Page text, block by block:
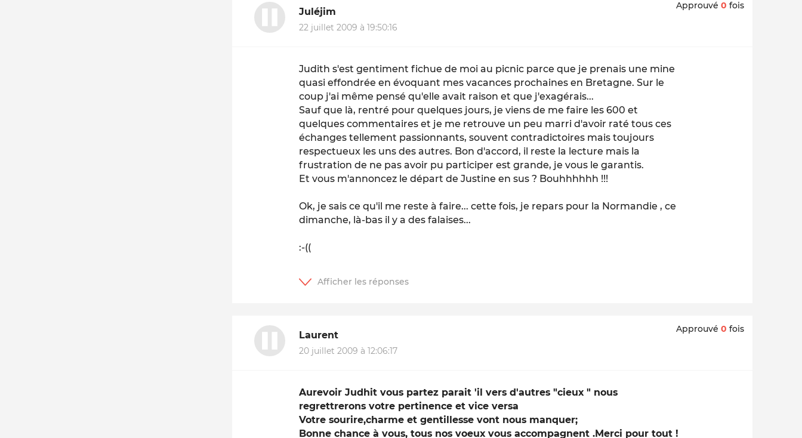
Juléjim
22 juillet 2009 à 19:50:16
Approuvé 0 fois
Judith s'est gentiment fichue de moi au picnic parce que je prenais une mine
quasi effondrée en évoquant mes vacances prochaines en Bretagne. Sur le
coup j'ai même pensé qu'elle avait raison et que j'exagérais...
Sauf que là, rentré pour quelques jours, je viens de me faire les 600 et
quelques commentaires et je me retrouve un peu marri d'avoir raté tous ces
échanges tellement passionnants, souvent contradictoires mais toujours
respectueux les uns des autres. Bon d'accord, il reste la lecture mais la
frustration de ne pas avoir pu participer est grande, je vous le garantis.
Et vous m'annoncez le départ de Justine en sus ? Bouhhhhhh !!!
Ok, je sais ce qu'il me reste à faire... cette fois, je repars pour la Normandie , ce
dimanche, là-bas il y a des falaises...
:-((
Laurent
20 juillet 2009 à 12:06:17
Approuvé 0 fois
Aurevoir Judhit vous partez parait 'il vers d'autres "cieux " nous
regrettrerons votre pertinence et vice versa
Votre sourire,charme et gentillesse vont nous manquer;
Bonne chance à vous, tous nos voeux vous accompagnent .Merci pour tout !